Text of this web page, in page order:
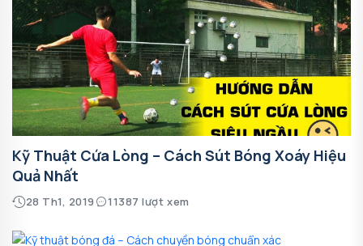
Kỹ Thuật Cứa Lòng – Cách Sút Bóng Xoáy Hiệu
Quả Nhất
28 Th1, 2019 11387 lượt xem